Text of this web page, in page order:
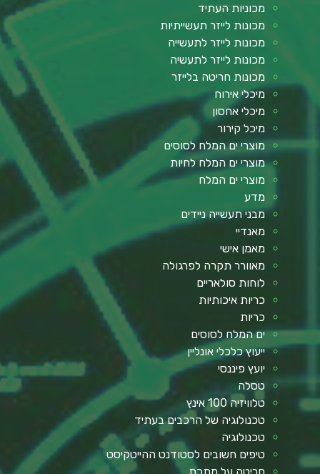
מכוניות העתיד
מכונות לייזר תעשייתיות
מכונות לייזר לתעשייה
מכונות לייזר לתעשיה
מכונות חריטה בלייזר
מיכלי אירוח
מיכלי אחסון
מיכל קירור
מוצרי ים המלח לסוסים
מוצרי ים המלח לחיות
מוצרי ים המלח
מדע
מבני תעשייה ניידים
מאנדיי
מאמן אישי
מאוורר תקרה לפרגולה
לוחות סולאריים
כריות איכותיות
כריות
ים המלח לסוסים
ייעוץ כלכלי אונליין
יועץ פיננסי
טסלה
טלוויזיה 100 אינץ
טכנולוגיה של הרכבים בעתיד
טכנולוגיה
טיפים חשובים לסטודנט ההייטקיסט
חריטה על מתכת